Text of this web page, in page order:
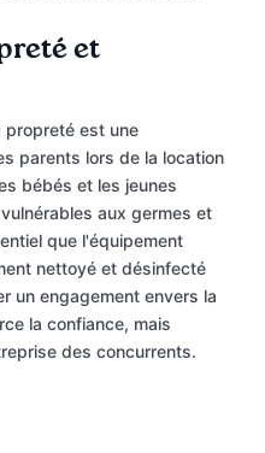
et
propreté est une
parents lors de la location
bébés et les jeunes
aux germes et
que l'équipement
nettoyé et désinfecté
un engagement envers la
la confiance, mais
des concurrents.